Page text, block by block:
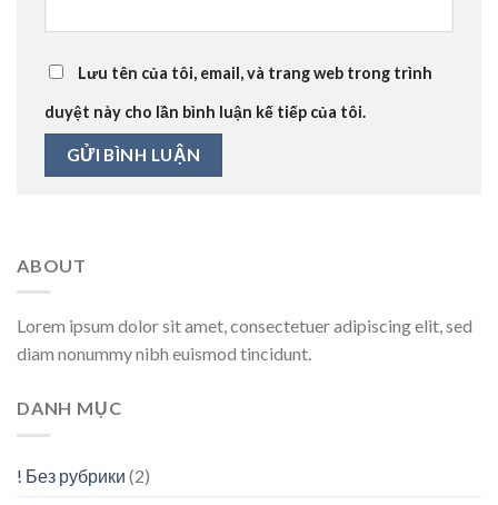
Lưu tên của tôi, email, và trang web trong trình
duyệt này cho lần bình luận kế tiếp của tôi.
ABOUT
Lorem ipsum dolor sit amet, consectetuer adipiscing elit, sed
diam nonummy nibh euismod tincidunt.
DANH MỤC
! Без рубрики (2)